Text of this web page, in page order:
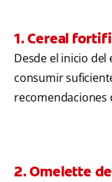
1. Cereal
Desde el inicio
consumir
recomendaciones
2. Omelette